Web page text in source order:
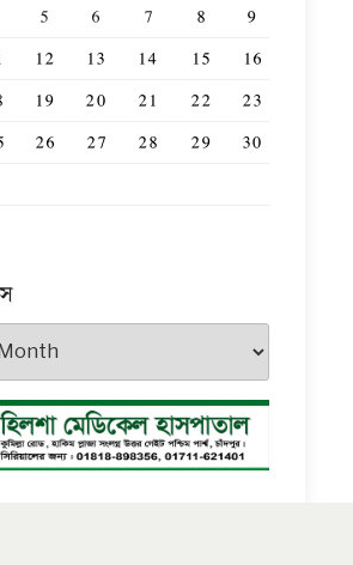
5 6 7 8
9
12 13 14 15
16
19 20 21 22
23
26 27 28 29
30